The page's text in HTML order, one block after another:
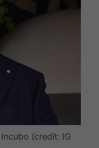
(credit: IG